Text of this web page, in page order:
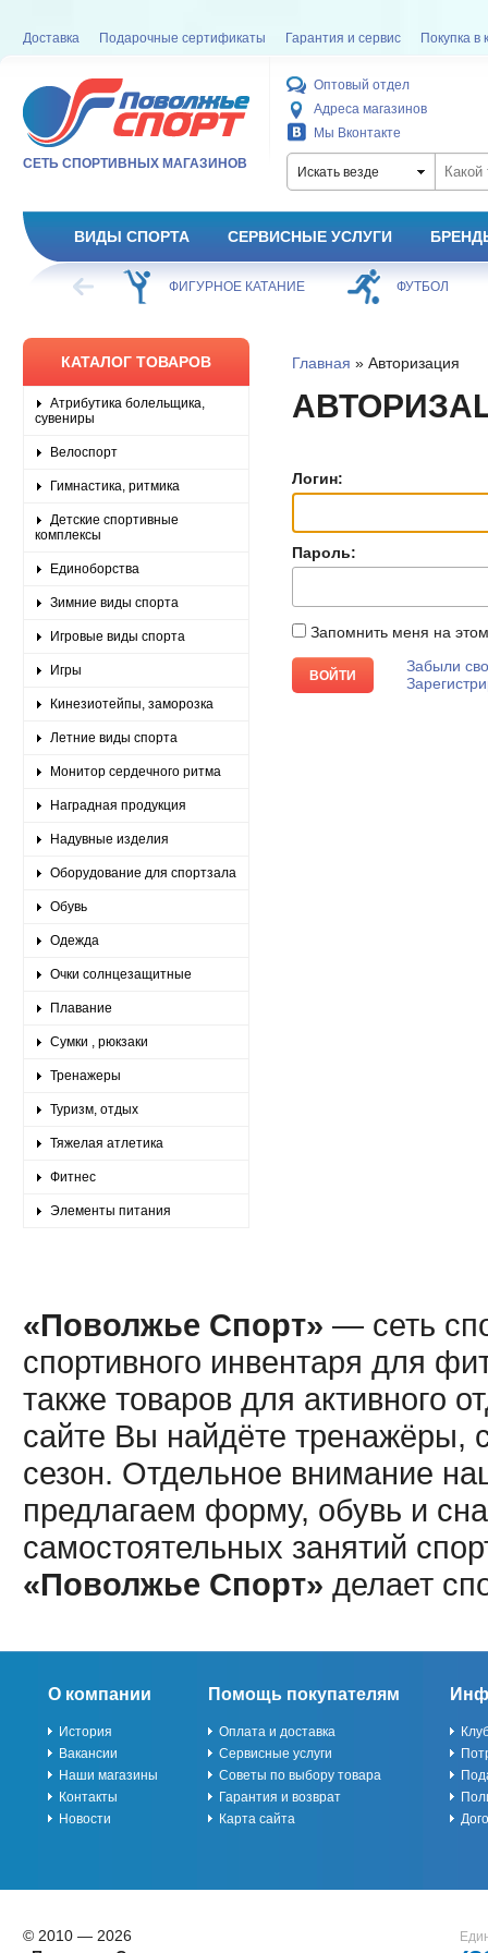
Доставка Подарочные сертификаты Гарантия и сервис Покупка в
СЕТЬ СПОРТИВНЫХ МАГАЗИНОВ
Оптовый отдел
Адреса магазинов
Мы Вконтакте
Искать везде
ВИДЫ СПОРТА СЕРВИСНЫЕ УСЛУГИ
ХОККЕЙ ФИГУРНОЕ КАТАНИЕ ФУТБОЛ
КАТАЛОГ ТОВАРОВ
Атрибутика болельщика,
сувениры
Велоспорт
Гимнастика, ритмика
Детские спортивные
комплексы
Единоборства
Зимние виды спорта
Игровые виды спорта
Игры
Кинезиотейпы, заморозка
Летние виды спорта
Монитор сердечного ритма
Наградная продукция
Надувные изделия
Оборудование для спортзала
Обувь
Одежда
Очки солнцезащитные
Плавание
Сумки , рюкзаки
Тренажеры
Туризм, отдых
Тяжелая атлетика
Фитнес
Элементы питания
Главная » Авторизация
Логин:
Пароль:
Запомнить меня на
Забыли
«Поволжье Спорт» — сеть
спортивного инвентаря для
также товаров для активного
сайте Вы найдёте тренажёры,
сезон. Отдельное внимание
предлагаем форму, обувь и
самостоятельных занятий
«Поволжье Спорт» делает
О компании
История
Вакансии
Наши магазины
Контакты
Новости
Помощь покупателям
Оплата и доставка
Сервисные услуги
Советы по выбору товара
Гарантия и возврат
Карта сайта
© 2010 — 2026